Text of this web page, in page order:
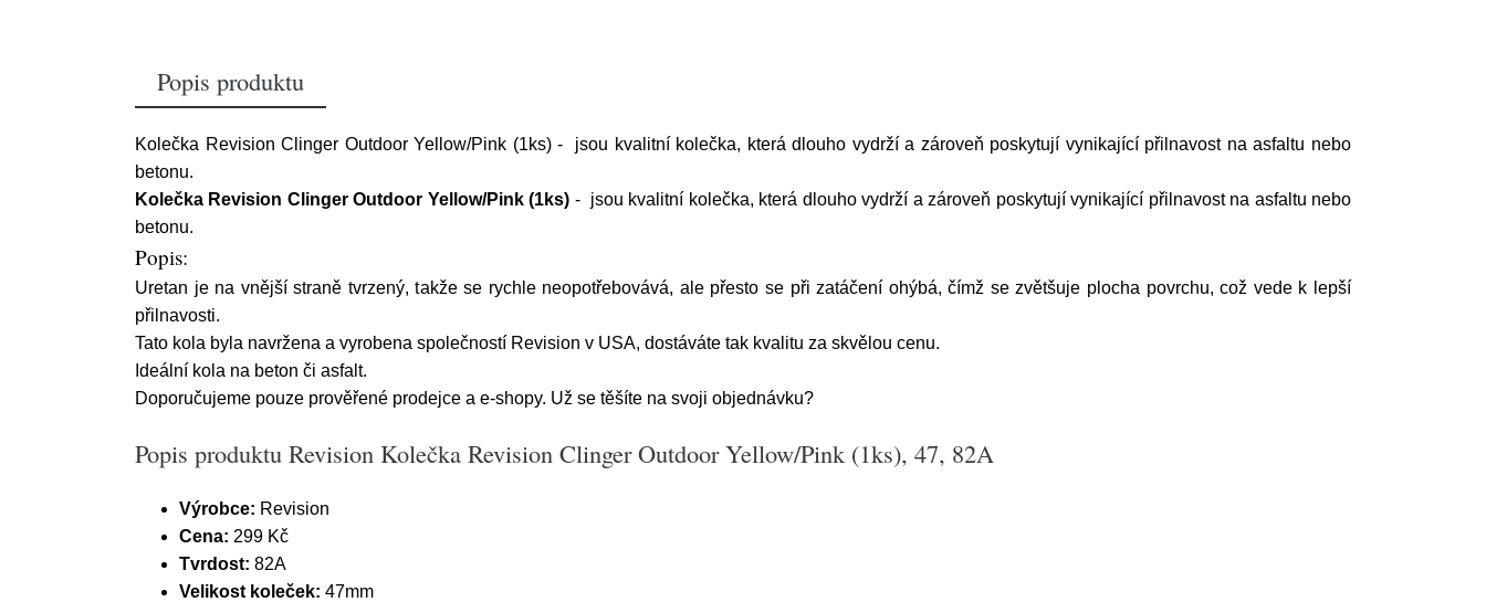
Popis produktu
Kolečka Revision Clinger Outdoor Yellow/Pink (1ks) - jsou kvalitní kolečka, která dlouho vydrží a zároveň poskytují vynikající přilnavost na asfaltu nebo
betonu.
Kolečka Revision Clinger Outdoor Yellow/Pink (1ks) - jsou kvalitní kolečka, která dlouho vydrží a zároveň poskytují vynikající přilnavost na asfaltu nebo
betonu.
Popis:
Uretan je na vnější straně tvrzený, takže se rychle neopotřebovává, ale přesto se při zatáčení ohýbá, čímž se zvětšuje plocha povrchu, což vede k lepší
přilnavosti.
Tato kola byla navržena a vyrobena společností Revision v USA, dostáváte tak kvalitu za skvělou cenu.
Ideální kola na beton či asfalt.
Doporučujeme pouze prověřené prodejce a e-shopy. Už se těšíte na svoji objednávku?
Popis produktu Revision Kolečka Revision Clinger Outdoor Yellow/Pink (1ks), 47, 82A
Výrobce: Revision
Cena: 299 Kč
Tvrdost: 82A
Velikost koleček: 47mm